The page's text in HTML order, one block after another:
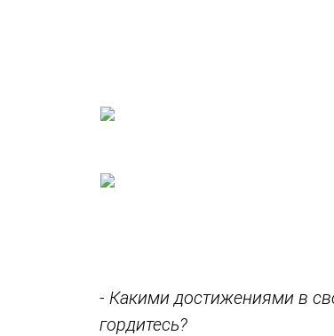
- Какими достижениями в
гордитесь?